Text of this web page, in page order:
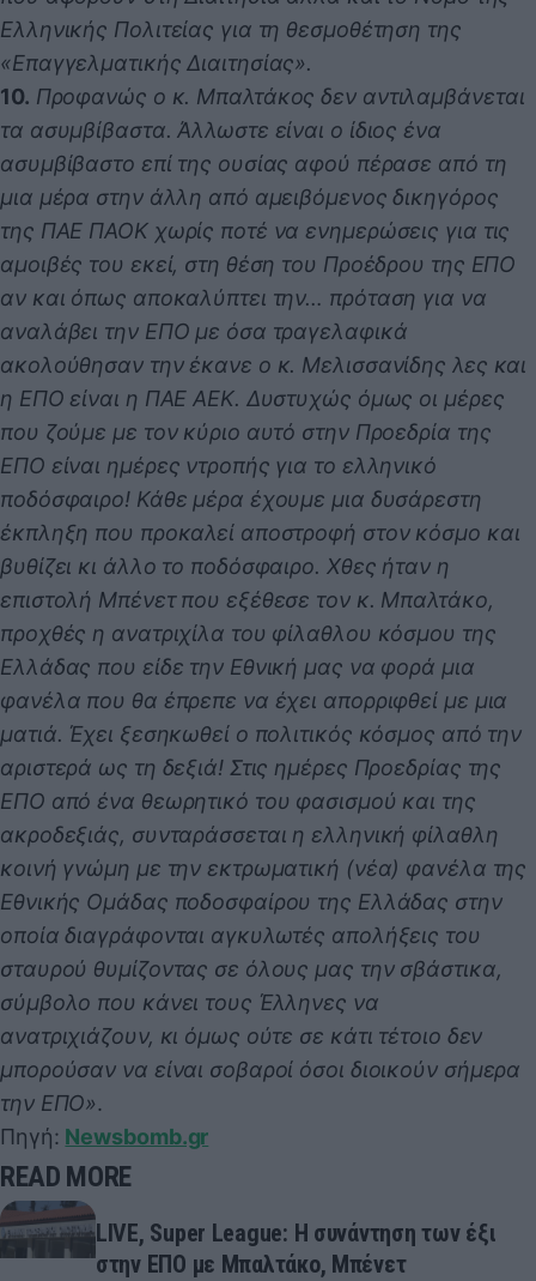
Ελληνικής Πολιτείας για τη θεσμοθέτηση της
«Επαγγελματικής Διαιτησίας».
10. Προφανώς ο κ. Μπαλτάκος δεν αντιλαμβάνεται
τα ασυμβίβαστα. Άλλωστε είναι ο ίδιος ένα
ασυμβίβαστο επί της ουσίας αφού πέρασε από τη
μια μέρα στην άλλη από αμειβόμενος δικηγόρος
της ΠΑΕ ΠΑΟΚ χωρίς ποτέ να ενημερώσεις για τις
αμοιβές του εκεί, στη θέση του Προέδρου της ΕΠΟ
αν και όπως αποκαλύπτει την… πρόταση για να
αναλάβει την ΕΠΟ με όσα τραγελαφικά
ακολούθησαν την έκανε ο κ. Μελισσανίδης λες και
η ΕΠΟ είναι η ΠΑΕ ΑΕΚ. Δυστυχώς όμως οι μέρες
που ζούμε με τον κύριο αυτό στην Προεδρία της
ΕΠΟ είναι ημέρες ντροπής για το ελληνικό
ποδόσφαιρο! Κάθε μέρα έχουμε μια δυσάρεστη
έκπληξη που προκαλεί αποστροφή στον κόσμο και
βυθίζει κι άλλο το ποδόσφαιρο. Χθες ήταν η
επιστολή Μπένετ που εξέθεσε τον κ. Μπαλτάκο,
προχθές η ανατριχίλα του φίλαθλου κόσμου της
Ελλάδας που είδε την Εθνική μας να φορά μια
φανέλα που θα έπρεπε να έχει απορριφθεί με μια
ματιά. Έχει ξεσηκωθεί ο πολιτικός κόσμος από την
αριστερά ως τη δεξιά! Στις ημέρες Προεδρίας της
ΕΠΟ από ένα θεωρητικό του φασισμού και της
ακροδεξιάς, συνταράσσεται η ελληνική φίλαθλη
κοινή γνώμη με την εκτρωματική (νέα) φανέλα της
Εθνικής Ομάδας ποδοσφαίρου της Ελλάδας στην
οποία διαγράφονται αγκυλωτές απολήξεις του
σταυρού θυμίζοντας σε όλους μας την σβάστικα,
σύμβολο που κάνει τους Έλληνες να
ανατριχιάζουν, κι όμως ούτε σε κάτι τέτοιο δεν
μπορούσαν να είναι σοβαροί όσοι διοικούν σήμερα
την ΕΠΟ».
Πηγή: Newsbomb.gr
READ MORE
LIVE, Super League: Η συνάντηση των έξι
στην ΕΠΟ με Μπαλτάκο, Μπένετ